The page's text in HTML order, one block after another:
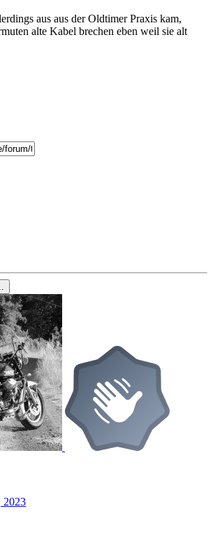
aus aus der Oldtimer Praxis kam,
alte Kabel brechen eben weil sie alt
2023